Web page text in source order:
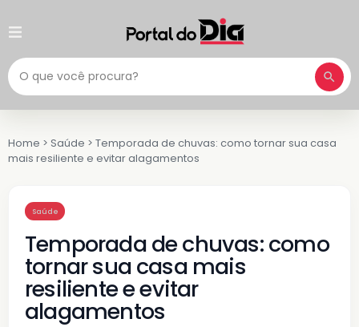
Pesquisar
Home > Saúde > Temporada de chuvas: como tornar sua casa
mais resiliente e evitar alagamentos
Saúde
Temporada de chuvas: como
tornar sua casa mais
resiliente e evitar
alagamentos